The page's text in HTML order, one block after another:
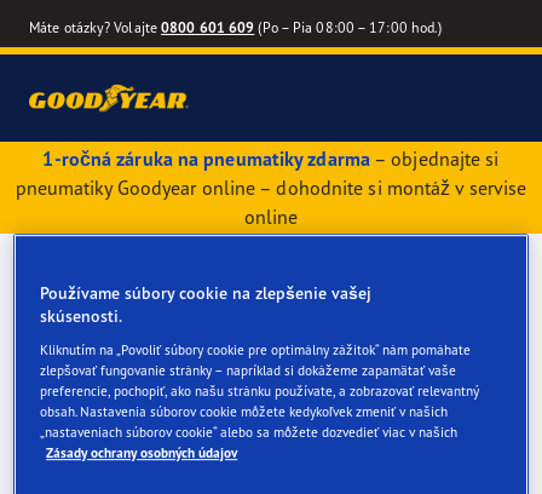
Máte otázky? Volajte0800 601 609 (Po – Pia 08:00 – 17:00 hod.)
1-ročná záruka na pneumatiky zdarma– objednajte si
pneumatiky Goodyear online – dohodnite si montáž v servise
online
Používame súbory cookie na zlepšenie vašej
skúsenosti.
Kliknutím na „Povoliť súbory cookie pre optimálny zážitok“ nám pomáhate
zlepšovať fungovanie stránky – napríklad si dokážeme zapamätať vaše
preferencie, pochopiť, ako našu stránku používate, a zobrazovať relevantný
obsah. Nastavenia súborov cookie môžete kedykoľvek zmeniť v našich
„nastaveniach súborov cookie“ alebo sa môžete dozvedieť viac v našich
Zásady ochrany osobných údajov